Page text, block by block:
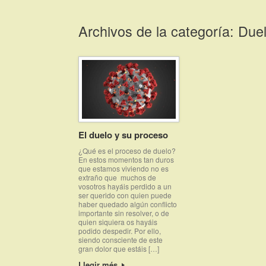
Archivos de la categoría:
El duelo y su proceso
¿Qué es el proceso de duelo?
En estos momentos tan duros
que estamos viviendo no es
extraño que muchos de
vosotros hayáis perdido a un
ser querido con quien puede
haber quedado algún conflicto
importante sin resolver, o de
quien siquiera os hayáis
podido despedir. Por ello,
siendo consciente de este
gran dolor que estáis […]